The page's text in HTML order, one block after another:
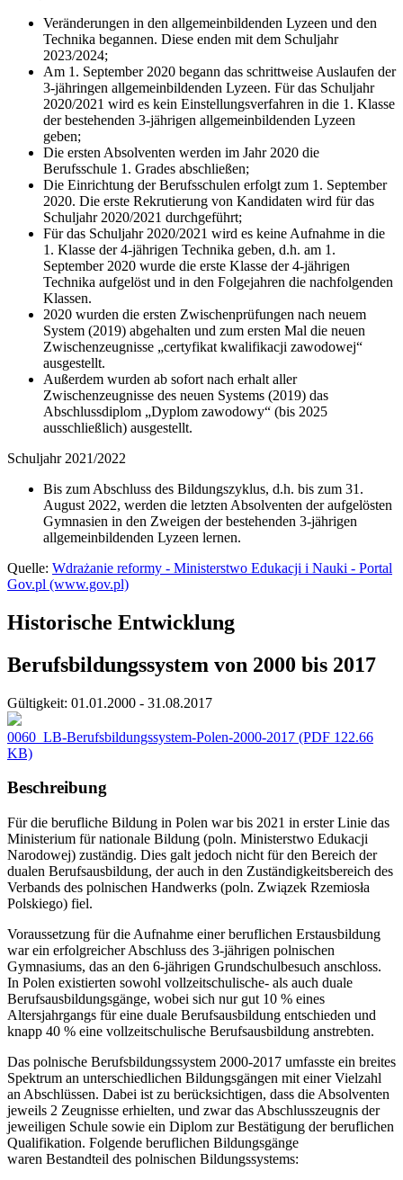
Veränderungen in den allgemeinbildenden Lyzeen und den
Technika begannen. Diese enden mit dem Schuljahr
2023/2024;
Am 1. September 2020 begann das schrittweise Auslaufen der
3-jähringen allgemeinbildenden Lyzeen. Für das Schuljahr
2020/2021 wird es kein Einstellungsverfahren in die 1. Klasse
der bestehenden 3-jährigen allgemeinbildenden Lyzeen
geben;
Die ersten Absolventen werden im Jahr 2020 die
Berufsschule 1. Grades abschließen;
Die Einrichtung der Berufsschulen erfolgt zum 1. September
2020. Die erste Rekrutierung von Kandidaten wird für das
Schuljahr 2020/2021 durchgeführt;
Für das Schuljahr 2020/2021 wird es keine Aufnahme in die
1. Klasse der 4-jährigen Technika geben, d.h. am 1.
September 2020 wurde die erste Klasse der 4-jährigen
Technika aufgelöst und in den Folgejahren die nachfolgenden
Klassen.
2020 wurden die ersten Zwischenprüfungen nach neuem
System (2019) abgehalten und zum ersten Mal die neuen
Zwischenzeugnisse „certyfikat kwalifikacji zawodowej“
ausgestellt.
Außerdem wurden ab sofort nach erhalt aller
Zwischenzeugnisse des neuen Systems (2019) das
Abschlussdiplom „Dyplom zawodowy“ (bis 2025
ausschließlich) ausgestellt.
Schuljahr 2021/2022
Bis zum Abschluss des Bildungszyklus, d.h. bis zum 31.
August 2022, werden die letzten Absolventen der aufgelösten
Gymnasien in den Zweigen der bestehenden 3-jährigen
allgemeinbildenden Lyzeen lernen.
Quelle: Wdrażanie reformy - Ministerstwo Edukacji i Nauki - Portal
Gov.pl (www.gov.pl)
Historische Entwicklung
Berufsbildungssystem von 2000 bis 2017
Gültigkeit: 01.01.2000 - 31.08.2017
0060_LB-Berufsbildungssystem-Polen-2000-2017 (PDF 122.66
KB)
Beschreibung
Für die berufliche Bildung in Polen war bis 2021 in erster Linie das
Ministerium für nationale Bildung (poln. Ministerstwo Edukacji
Narodowej) zuständig. Dies galt jedoch nicht für den Bereich der
dualen Berufsausbildung, der auch in den Zuständigkeitsbereich des
Verbands des polnischen Handwerks (poln. Związek Rzemiosła
Polskiego) fiel.
Voraussetzung für die Aufnahme einer beruflichen Erstausbildung
war ein erfolgreicher Abschluss des 3-jährigen polnischen
Gymnasiums, das an den 6-jährigen Grundschulbesuch anschloss.
In Polen existierten sowohl vollzeitschulische- als auch duale
Berufsausbildungsgänge, wobei sich nur gut 10 % eines
Altersjahrgangs für eine duale Berufsausbildung entschieden und
knapp 40 % eine vollzeitschulische Berufsausbildung anstrebten.
Das polnische Berufsbildungssystem 2000-2017 umfasste ein breites
Spektrum an unterschiedlichen Bildungsgängen mit einer Vielzahl
an Abschlüssen. Dabei ist zu berücksichtigen, dass die Absolventen
jeweils 2 Zeugnisse erhielten, und zwar das Abschlusszeugnis der
jeweiligen Schule sowie ein Diplom zur Bestätigung der beruflichen
Qualifikation. Folgende beruflichen Bildungsgänge
waren Bestandteil des polnischen Bildungssystems: